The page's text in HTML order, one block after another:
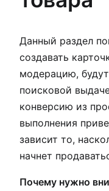
Данный раздел
создавать
модерацию,
поисковой
конверсию из
выполнения
зависит то,
начнет
Почему нужно